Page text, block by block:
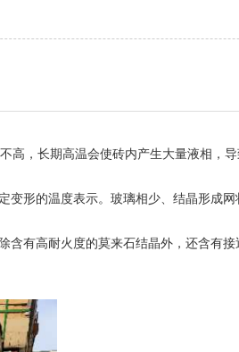
，长期高温会使砖内产生大量液相，
形的温度表示。玻璃相少、结晶形成网
高耐火度的莫来石结晶外，还含有接